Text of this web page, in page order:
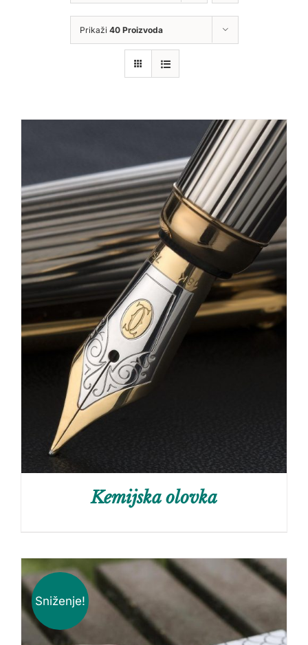
Prikaži 40 Proizvoda
Kemijska olovka
Sniženje!